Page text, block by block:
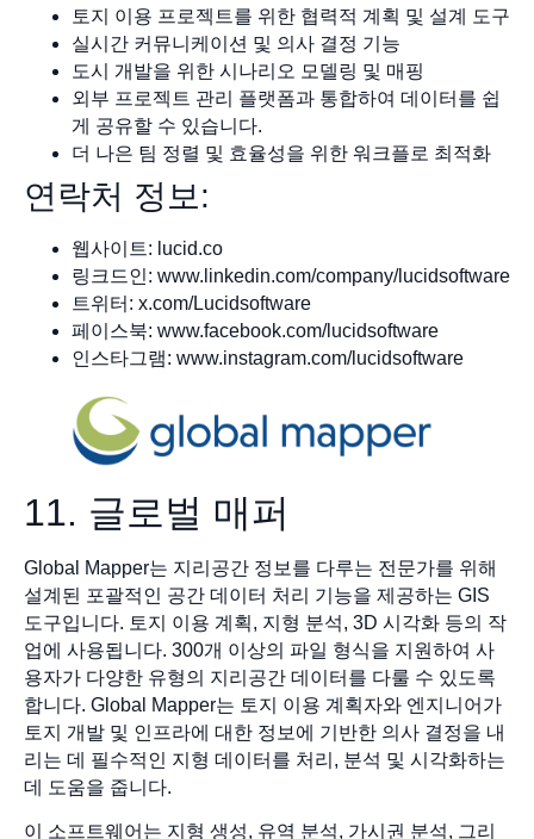
토지 이용 프로젝트를 위한 협력적 계획 및 설계 도구
실시간 커뮤니케이션 및 의사 결정 기능
도시 개발을 위한 시나리오 모델링 및 매핑
외부 프로젝트 관리 플랫폼과 통합하여 데이터를 쉽
게 공유할 수 있습니다.
더 나은 팀 정렬 및 효율성을 위한 워크플로 최적화
연락처 정보:
웹사이트: lucid.co
링크드인: www.linkedin.com/company/lucidsoftware
트위터: x.com/Lucidsoftware
페이스북: www.facebook.com/lucidsoftware
인스타그램: www.instagram.com/lucidsoftware
11. 글로벌 매퍼
Global Mapper는 지리공간 정보를 다루는 전문가를 위해
설계된 포괄적인 공간 데이터 처리 기능을 제공하는 GIS
도구입니다. 토지 이용 계획, 지형 분석, 3D 시각화 등의 작
업에 사용됩니다. 300개 이상의 파일 형식을 지원하여 사
용자가 다양한 유형의 지리공간 데이터를 다룰 수 있도록
합니다. Global Mapper는 토지 이용 계획자와 엔지니어가
토지 개발 및 인프라에 대한 정보에 기반한 의사 결정을 내
리는 데 필수적인 지형 데이터를 처리, 분석 및 시각화하는
데 도움을 줍니다.
이 소프트웨어는 지형 생성, 유역 분석, 가시권 분석, 그리